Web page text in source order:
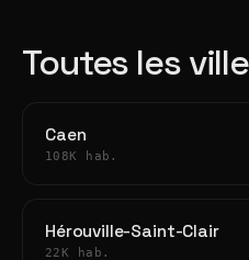
Toutes les
Caen
108K hab.
Hérouville-Saint-Clair
22K hab.